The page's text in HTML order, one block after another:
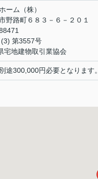
ーム（株）
野路町６８３－６－２０１
第3557号
宅地建物取引業協会
途300,000円必要となります。